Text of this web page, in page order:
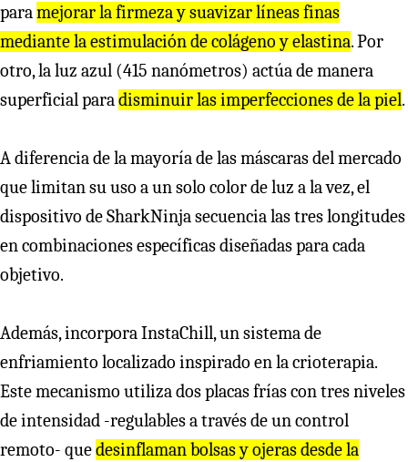
paramejorar la firmeza y suavizar líneas finas
mediante la estimulación de colágeno y elastina. Por
otro, la luz azul (415 nanómetros) actúa de manera
superficial paradisminuir las imperfecciones de la piel.
A diferencia de la mayoría de las máscaras del mercado
que limitan su uso a un solo color de luz a la vez, el
dispositivo de SharkNinja secuencia las tres longitudes
en combinaciones específicas diseñadas para cada
objetivo.
Además, incorpora InstaChill, un sistema de
enfriamiento localizado inspirado en la crioterapia.
Este mecanismo utiliza dos placas frías con tres niveles
de intensidad -regulables a través de un control
remoto- quedesinflaman bolsas y ojeras desde la